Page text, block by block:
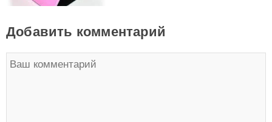
Добавить комментарий